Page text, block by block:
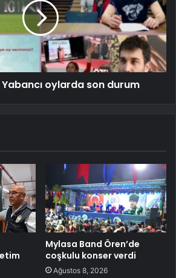
Yabancı oylarda son durum
Mylasa Band Ören’de
coşkulu konser verdi
Ağustos 8, 2026